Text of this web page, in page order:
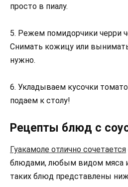
просто в пиалу.
5. Режем помидорчики черри
Снимать кожицу или
нужно.
6. Укладываем кусочки
подаем к столу!
Рецепты блюд с
Гуакамоле отлично сочетается
блюдами, любым видом мяса
таких блюд представлены